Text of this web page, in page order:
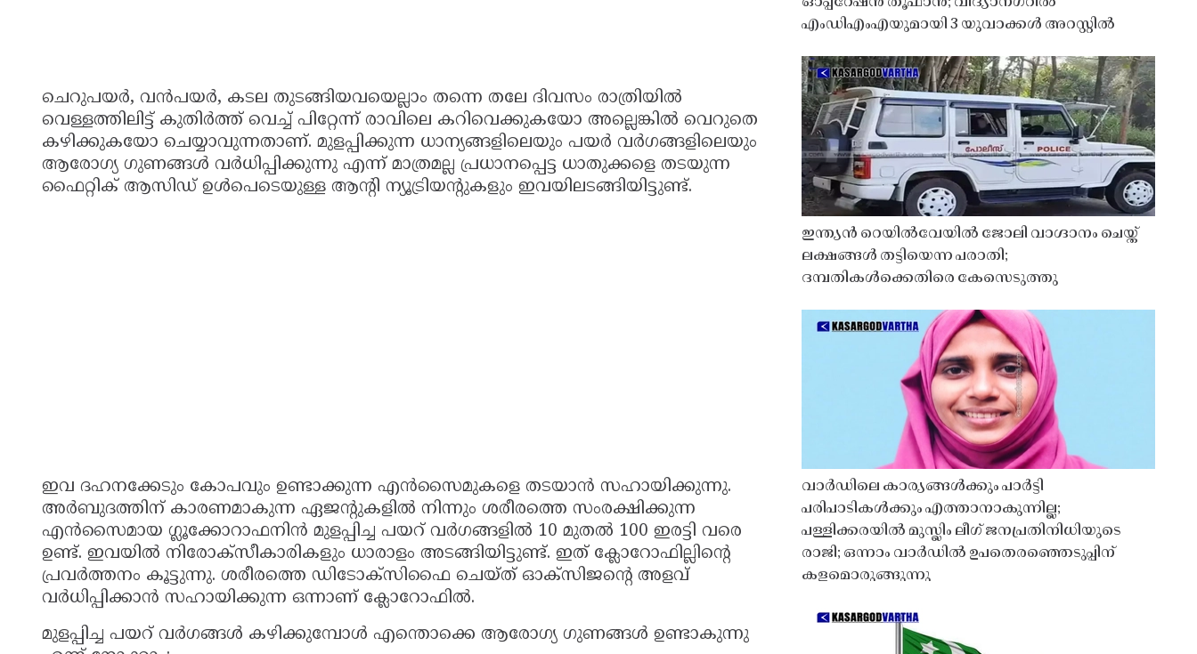
ചെറുപയര്‍, വന്‍പയര്‍, കടല തുടങ്ങിയവയെല്ലാം തന്നെ തലേ ദിവസം രാത്രിയില്‍
വെള്ളത്തിലിട്ട് കുതിര്‍ത്ത് വെച്ച് പിറ്റേന്ന് രാവിലെ കറിവെക്കുകയോ അല്ലെങ്കില്‍ വെറുതെ
കഴിക്കുകയോ ചെയ്യാവുന്നതാണ്. മുളപ്പിക്കുന്ന ധാന്യങ്ങളിലെയും പയര്‍ വര്‍ഗങ്ങളിലെയും
ആരോഗ്യ ഗുണങ്ങള്‍ വര്‍ധിപ്പിക്കുന്നു എന്ന് മാത്രമല്ല പ്രധാനപ്പെട്ട ധാതുക്കളെ തടയുന്ന
ഫൈറ്റിക് ആസിഡ് ഉള്‍പെടെയുള്ള ആന്റി ന്യൂട്രിയന്റുകളും ഇവയിലടങ്ങിയിട്ടുണ്ട്.
ഇവ ദഹനക്കേടും കോപവും ഉണ്ടാക്കുന്ന എന്‍സൈമുകളെ തടയാന്‍ സഹായിക്കുന്നു.
അര്‍ബുദത്തിന് കാരണമാകുന്ന ഏജന്റുകളില്‍ നിന്നും ശരീരത്തെ സംരക്ഷിക്കുന്ന
എന്‍സൈമായ ഗ്ലൂക്കോറാഫനിന്‍ മുളപ്പിച്ച പയറ് വര്‍ഗങ്ങളില്‍ 10 മുതല്‍ 100 ഇരട്ടി വരെ
ഉണ്ട്. ഇവയില്‍ നിരോക്‌സീകാരികളും ധാരാളം അടങ്ങിയിട്ടുണ്ട്. ഇത് ക്ലോറോഫില്ലിന്റെ
പ്രവര്‍ത്തനം കൂട്ടുന്നു. ശരീരത്തെ ഡിടോക്‌സിഫൈ ചെയ്ത് ഓക്‌സിജന്റെ അളവ്
വര്‍ധിപ്പിക്കാന്‍ സഹായിക്കുന്ന ഒന്നാണ് ക്ലോറോഫില്‍.
മുളപ്പിച്ച പയറ് വര്‍ഗങ്ങള്‍ കഴിക്കുമ്പോള്‍ എന്തൊക്കെ ആരോഗ്യ ഗുണങ്ങള്‍ ഉണ്ടാകുന്നു
എംഡിഎംഎയുമായി 3 യുവാക്കൾ അറസ്റ്റിൽ
ഇന്ത്യൻ റെയിൽവേയിൽ ജോലി വാഗ്ദാനം ചെയ്ത്
ലക്ഷങ്ങൾ തട്ടിയെന്ന പരാതി;
ദമ്പതികൾക്കെതിരെ കേസെടുത്തു
വാർഡിലെ കാര്യങ്ങൾക്കും പാർട്ടി
പരിപാടികൾക്കും എത്താനാകുന്നില്ല;
പള്ളിക്കരയിൽ മുസ്ലിം ലീഗ് ജനപ്രതിനിധിയുടെ
രാജി; ഒന്നാം വാർഡിൽ ഉപതെരഞ്ഞെടുപ്പിന്
കളമൊരുങ്ങുന്നു